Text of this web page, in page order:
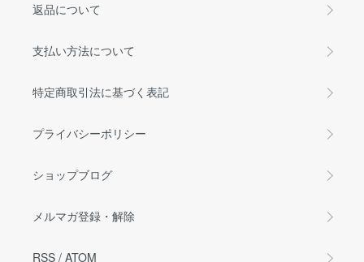
返品について
支払い方法について
特定商取引法に基づく表記
プライバシーポリシー
ショップブログ
メルマガ登録・解除
RSS / ATOM